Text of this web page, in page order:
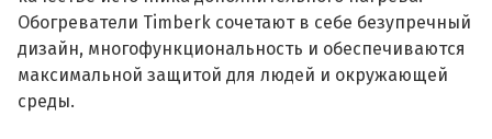
Обогреватели Timberk сочетают в себе безупречный
дизайн, многофункциональность и обеспечиваются
максимальной защитой для людей и окружающей
среды.